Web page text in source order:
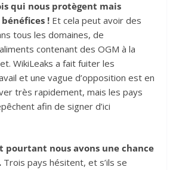
qui nous protègent mais
! Et cela peut avoir des
tous les domaines, de
contenant des OGM à la
WikiLeaks a fait fuiter les
et une vague d’opposition est en
très rapidement, mais les pays
afin de signer d’ici
pourtant nous avons une chance
Trois pays hésitent, et s’ils se